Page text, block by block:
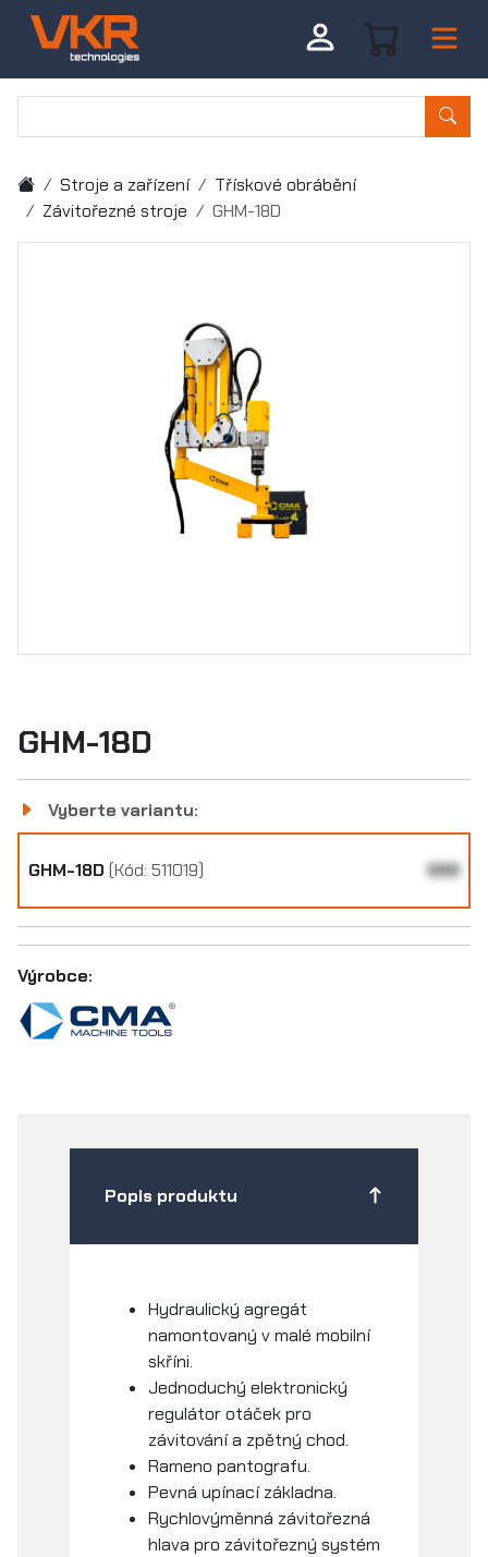
Stroje a zařízení
Třískové obrábění
Závitořezné stroje
GHM-18D
GHM-18D
Vyberte variantu:
GHM-18D (Kód: 511019) 999
Výrobce:
Popis produktu
Hydraulický agregát
namontovaný v malé mobilní
skříni.
Jednoduchý elektronický
regulátor otáček pro
závitování a zpětný chod.
Rameno pantografu.
Pevná upínací základna.
Rychlovýměnná závitořezná
hlava pro závitořezný systém